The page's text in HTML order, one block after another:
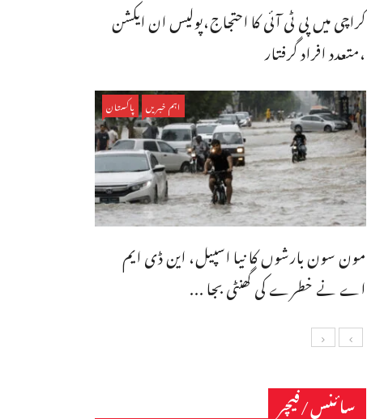
کراچی میں پی ٹی آئی کا احتجاج،پولیس ان ایکشن
،متعدد افراد گرفتار
اہم خبریں پاکستان
مون سون بارشوں کا نیا اسپیل، این ڈی ایم
اے نے خطرے کی گھنٹی بجا ...
سائنس/فیچر